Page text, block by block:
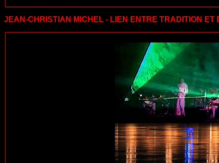
JEAN-CHRISTIAN MICHEL - LIEN ENTRE TRADITION ET